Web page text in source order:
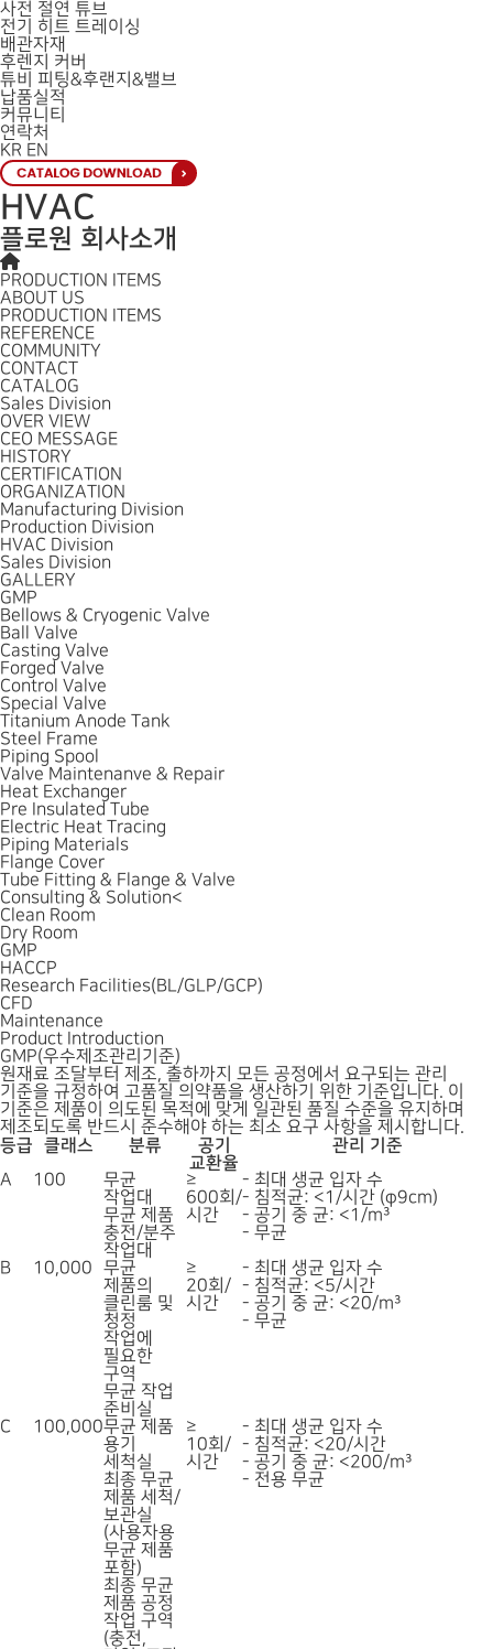
사전 절연 튜브
전기 히트 트레이싱
배관자재
후렌지 커버
튜비 피팅&후랜지&밸브
납품실적
커뮤니티
연락처
KR EN
HVAC
플로원 회사소개
PRODUCTION ITEMS
ABOUT US
PRODUCTION ITEMS
REFERENCE
COMMUNITY
CONTACT
CATALOG
Sales Division
OVER VIEW
CEO MESSAGE
HISTORY
CERTIFICATION
ORGANIZATION
Manufacturing Division
Production Division
HVAC Division
Sales Division
GALLERY
GMP
Bellows & Cryogenic Valve
Ball Valve
Casting Valve
Forged Valve
Control Valve
Special Valve
Titanium Anode Tank
Steel Frame
Piping Spool
Valve Maintenanve & Repair
Heat Exchanger
Pre Insulated Tube
Electric Heat Tracing
Piping Materials
Flange Cover
Tube Fitting & Flange & Valve
Consulting & Solution<
Clean Room
Dry Room
GMP
HACCP
Research Facilities(BL/GLP/GCP)
CFD
Maintenance
Product Introduction
GMP(우수제조관리기준)
원재료 조달부터 제조, 출하까지 모든 공정에서 요구되는 관리
기준을 규정하여 고품질 의약품을 생산하기 위한 기준입니다. 이
기준은 제품이 의도된 목적에 맞게 일관된 품질 수준을 유지하며
제조되도록 반드시 준수해야 하는 최소 요구 사항을 제시합니다.
등급 클래스 분류
공기
교환율
관리 기준
A 100
무균
작업대
≥
600회/
시간
- 최대 생균 입자 수
- 침적균: <1/시간 (φ9cm)
- 공기 중 균: <1/m³
- 무균
무균 제품
충전/분주
작업대
B
10,000
무균
제품의
클린룸 및
청정
작업에
필요한
구역
≥
20회/
시간
- 최대 생균 입자 수
- 침적균: <5/시간
- 공기 중 균: <20/m³
- 무균
무균 작업
준비실
C
100,000무균 제품
용기
세척실
≥
10회/
시간
- 최대 생균 입자 수
- 침적균: <20/시간
- 공기 중 균: <200/m³
- 전용 무균
최종 무균
제품 세척/
보관실
(사용자용
무균 제품
포함)
최종 무균
제품 공정
작업 구역
(충전,